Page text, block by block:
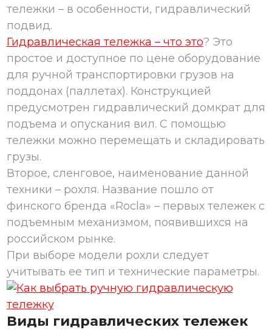
тележки – в особенности, гидравлический
подвид.
Гидравлическая тележка – что это? Это
простое и доступное по цене оборудование
для ручной транспортировки грузов на
поддонах (паллетах). Конструкцией
предусмотрен гидравлический домкрат для
подъема и опускания вил. С помощью
тележки можно перемещать и складировать
грузы.
Второе, сленговое, наименование данной
техники – рохля. Название пошло от
финского бренда «Rocla» – первых тележек с
подъемным механизмом, появившихся на
российском рынке.
При выборе модели рохли следует
учитывать ее тип и технические параметры.
Виды гидравлических тележек